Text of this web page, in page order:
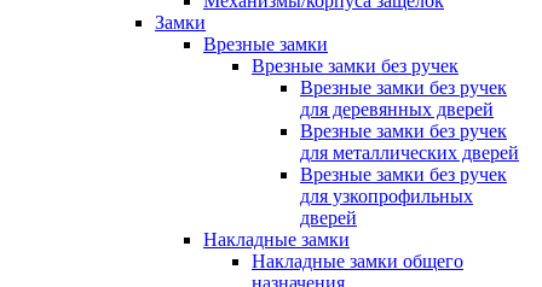
Замки
Врезные замки
Врезные замки без ручек
Врезные замки без ручек
для деревянных дверей
Врезные замки без ручек
для металлических дверей
Врезные замки без ручек
для узкопрофильных
дверей
Накладные замки
Накладные замки общего